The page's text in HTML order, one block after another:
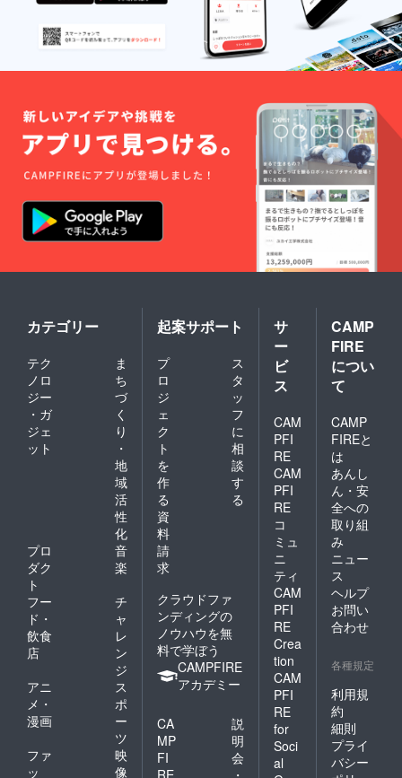
カテゴリー
テク
ノロ
ジー
・ガ
ジェ
ット
ま
ち
づ
く
り
・
地
域
活
性
化
プロ
ダク
ト
音
楽
フー
ド・
飲食
店
チ
ャ
レ
ン
ジ
アニ
メ・
漫画
ス
ポ
ー
ツ
ファ
ッ
映
像
起案サポート
プ
ロ
ジ
ェ
ク
ト
を
作
る
ス
タ
ッ
フ
に
相
談
す
る
資
料
請
求
クラウドファ
ンディングの
ノウハウを無
料で学ぼう
CAMPFIRE
アカデミー
CA
MP
FI
説
明
会
サ
ー
ビ
ス
CAM
PFI
RE
CAM
PFI
RE
コ
ミュ
ニ
ティ
CAM
PFI
RE
Crea
tion
CAM
PFI
RE
for
Soci
al
CAMP
FIRE
につい
て
CAMP
FIREと
は
あんし
ん・安
全への
取り組
み
ニュー
ス
ヘルプ
お問い
合わせ
各種規定
利用規
約
細則
プライ
バシー